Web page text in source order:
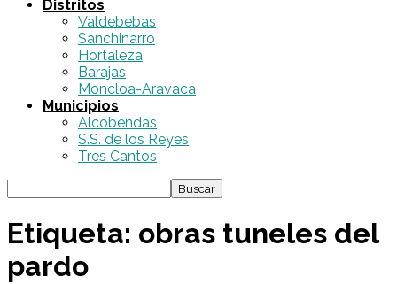
Distritos
Valdebebas
Sanchinarro
Hortaleza
Barajas
Moncloa-Aravaca
Municipios
Alcobendas
S.S. de los Reyes
Tres Cantos
Etiqueta: obras tuneles del
pardo